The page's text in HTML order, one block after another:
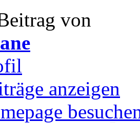
von
anzeigen